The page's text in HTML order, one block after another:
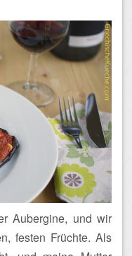
Aubergine, und wir
festen Früchte. Als